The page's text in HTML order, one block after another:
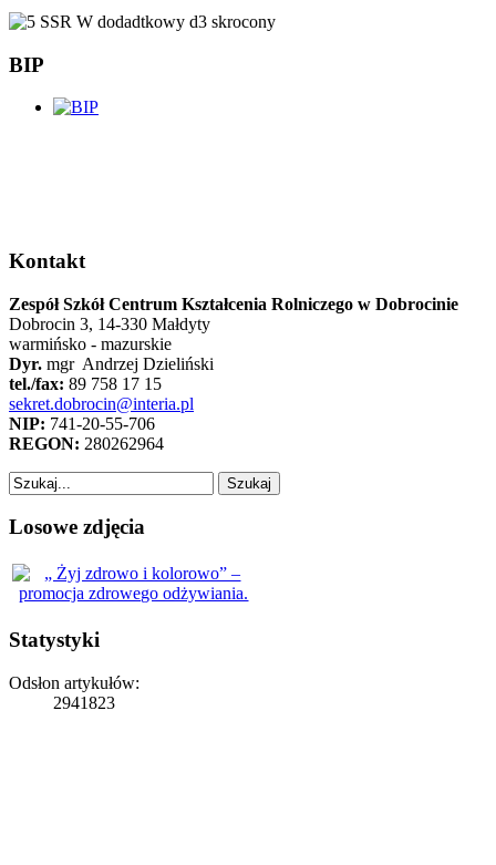
BIP
Kontakt
Zespół Szkół Centrum Kształcenia Rolniczego w Dobrocinie
Dobrocin 3, 14-330 Małdyty
warmińsko - mazurskie
Dyr. mgr Andrzej Dzieliński
tel./fax: 89 758 17 15
sekret.dobrocin@interia.pl
NIP: 741-20-55-706
REGON: 280262964
Losowe zdjęcia
Statystyki
Odsłon artykułów:
2941823